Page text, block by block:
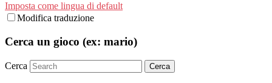
Imposta come lingua di default
Modifica traduzione
Cerca un gioco (ex: mario)
Cerca